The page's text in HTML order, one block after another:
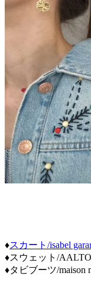
♦スカート/isabel
♦スウェット/AALTO
♦タビブーツ/maison